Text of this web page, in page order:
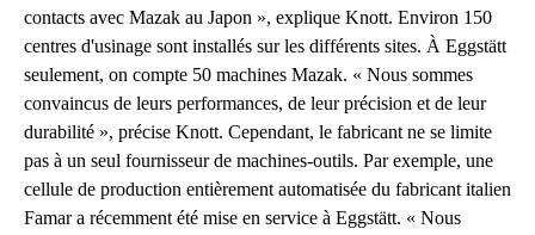
contacts avec Mazak au Japon », explique Knott. Environ 150
centres d'usinage sont installés sur les différents sites. À Eggstätt
seulement, on compte 50 machines Mazak. « Nous sommes
convaincus de leurs performances, de leur précision et de leur
durabilité », précise Knott. Cependant, le fabricant ne se limite
pas à un seul fournisseur de machines-outils. Par exemple, une
cellule de production entièrement automatisée du fabricant italien
Famar a récemment été mise en service à Eggstätt. « Nous